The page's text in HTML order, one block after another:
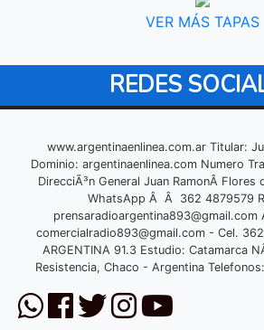
VER MÁS TAPAS
REDES
www.argentinaenlinea.com.ar Titular:
Dominio: argentinaenlinea.com Numero
DirecciÃ³n General Juan RamonÂ Flores
WhatsApp Â Â 362 4879579
prensaradioargentina893@gmail.com
comercialradio893@gmail.com- Cel.
ARGENTINA 91.3 Estudio: Catamarca
Resistencia, Chaco - Argentina